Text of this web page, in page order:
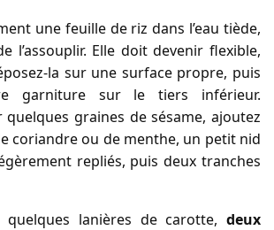
une feuille de riz dans l’eau tiède,
l’assouplir. Elle doit devenir flexible,
la sur une surface propre, puis
garniture sur le tiers inférieur.
quelques graines de sésame, ajoutez
coriandre ou de menthe, un petit nid
repliés, puis deux tranches
quelques lanières de carotte, deux